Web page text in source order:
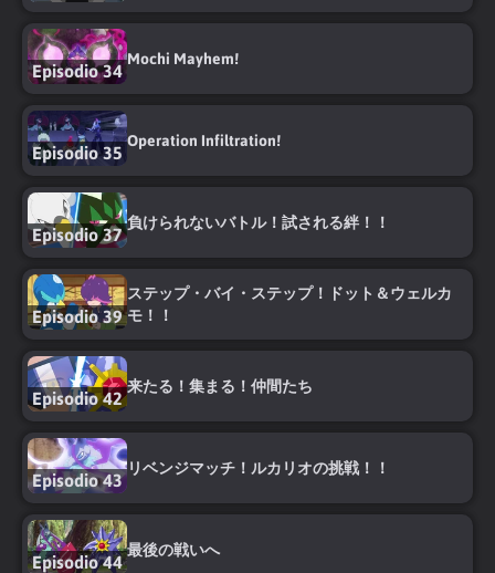
Episodio 34
Mochi Mayhem!
Episodio 35
Operation Infiltration!
Episodio 37
負けられないバトル！試される絆！！
Episodio 39
ステップ・バイ・ステップ！ドット＆ウェルカ
モ！！
Episodio 42
来たる！集まる！仲間たち
Episodio 43
リベンジマッチ！ルカリオの挑戦！！
Episodio 44
最後の戦いへ